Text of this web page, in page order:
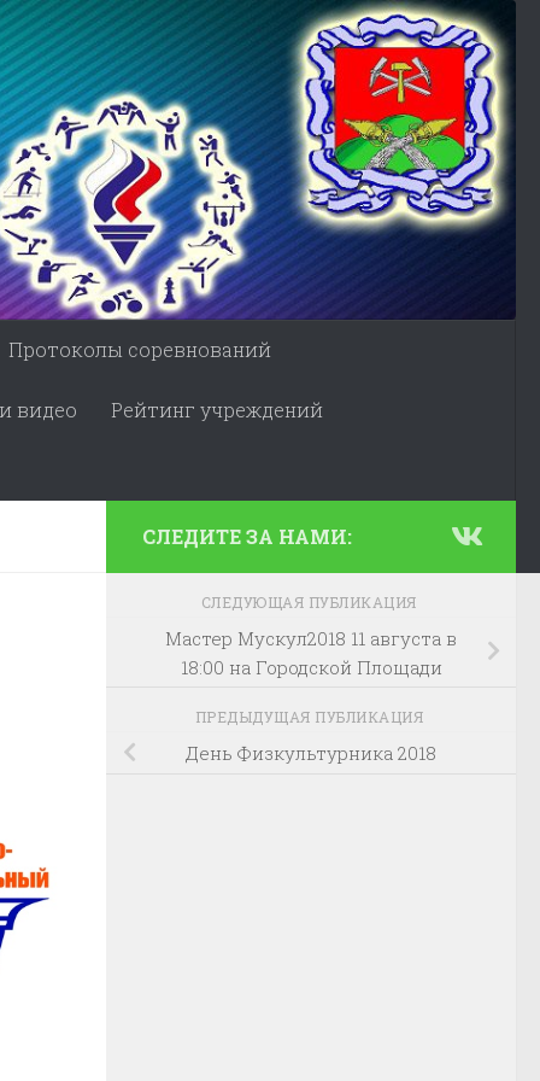
Протоколы соревнований
видео Рейтинг учреждений
СЛЕДИТЕ ЗА НАМИ:
СЛЕДУЮЩАЯ ПУБЛИКАЦИЯ
Мастер Мускул2018 11 августа в
18:00 на Городской Площади
ПРЕДЫДУЩАЯ ПУБЛИКАЦИЯ
День Физкультурника 2018